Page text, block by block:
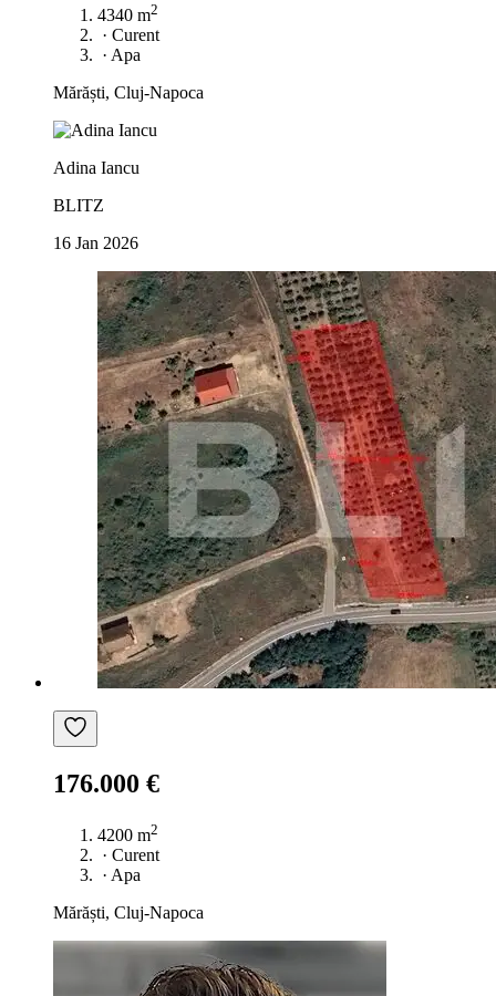
4340 m2
· Curent
· Apa
Mărăști, Cluj-Napoca
Adina Iancu
BLITZ
16 Jan 2026
176.000 €
4200 m2
· Curent
· Apa
Mărăști, Cluj-Napoca